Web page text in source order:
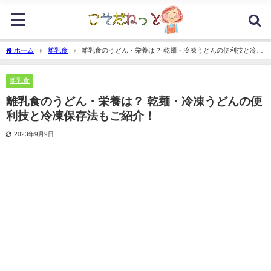
ホーム 離乳食
離乳食のうどん・栄養は？ 乾麺・冷凍うどんの便利技と冷凍
保存法もご紹介！
離乳食
離乳食のうどん・栄養は？ 乾麺・冷凍うどんの便
利技と冷凍保存法もご紹介！
2023年9月9日